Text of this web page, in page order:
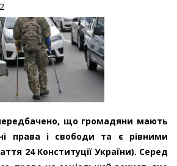
що громадяни мають
права і свободи та є рівними
24 Конституції України). Серед